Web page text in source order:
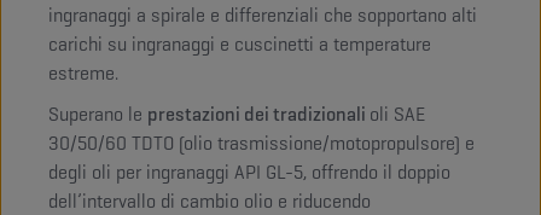
ingranaggi a spirale e differenziali che sopportano alti
carichi su ingranaggi e cuscinetti a temperature
estreme.
Superano le prestazioni dei tradizionali oli SAE
30/50/60 TDTO (olio trasmissione/motopropulsore) e
degli oli per ingranaggi API GL-5, offrendo il doppio
dell’intervallo di cambio olio e riducendo